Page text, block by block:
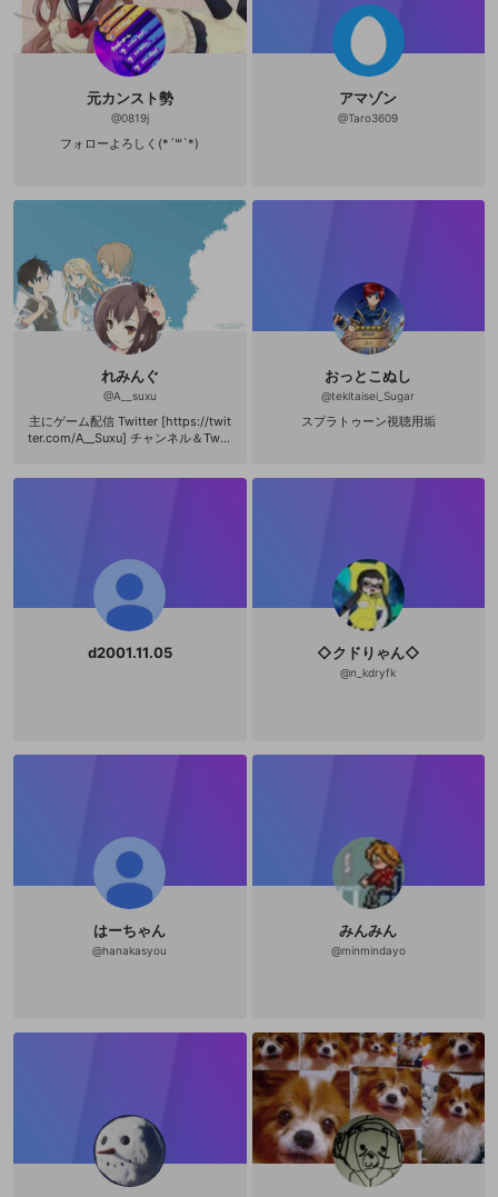
元カンスト勢
@0819j
フォローよろしく(*´꒳`*)
アマゾン
@Taro3609
れみんぐ
@A__suxu
主にゲーム配信 Twitter [https://twit
ter.com/A__Suxu] チャンネル＆Twitt
おっとこぬし
@tekitaisei_Sugar
スプラトゥーン視聴用垢
d2001.11.05 ◇クドりゃん◇
@n_kdryfk
はーちゃん
@hanakasyou
みんみん
@minmindayo